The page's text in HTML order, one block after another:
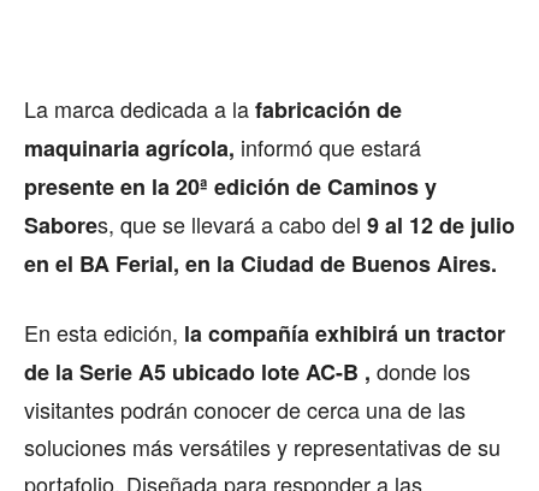
La marca dedicada a lafabricación de
maquinaria agrícola, informó que estará
presente en la 20ª edición de Caminos y
Sabores, que se llevará a cabo del 9 al 12 de julio
en el BA Ferial, en la Ciudad de Buenos Aires.
En esta edición, la compañía exhibirá un tractor
de la Serie A5 ubicado lote AC-B , donde los
visitantes podrán conocer de cerca una de las
soluciones más versátiles y representativas de su
portafolio. Diseñada para responder a las